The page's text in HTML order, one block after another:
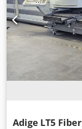
Adige LT5 Fiber